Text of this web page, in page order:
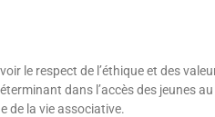
le respect de l’éthique et des
dans l’accès des jeunes
de la vie associative.